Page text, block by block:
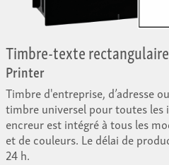
Timbre-texte
Printer
Timbre d'entreprise, d’adresse
timbre universel pour toutes les
encreur est intégré à tous les
et de couleurs. Le délai de
24 h.